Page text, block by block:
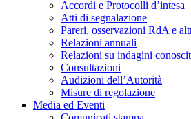
Accordi e Protocolli d’intesa
Atti di segnalazione
Pareri, osservazioni RdA e
Relazioni annuali
Relazioni su indagini
Consultazioni
Audizioni dell’Autorità
Misure di regolazione
Media ed Eventi